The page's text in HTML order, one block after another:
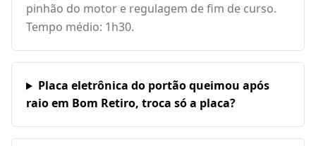
pinhão do motor e regulagem de fim de curso.
Tempo médio: 1h30.
Placa eletrônica do portão queimou após
raio em Bom Retiro, troca só a placa?